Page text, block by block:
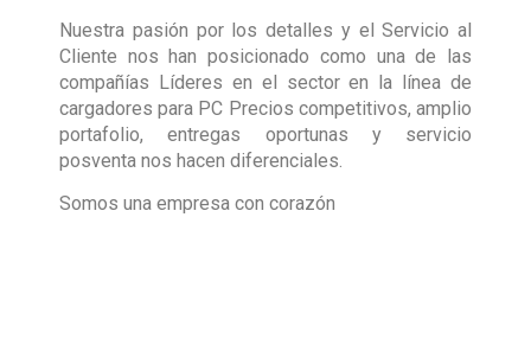
Nuestra pasión por los detalles y el Servicio al
Cliente nos han posicionado como una de las
compañías Líderes en el sector en la línea de
cargadores para PC Precios competitivos, amplio
portafolio, entregas oportunas y servicio
posventa nos hacen diferenciales.
Somos una empresa con corazón